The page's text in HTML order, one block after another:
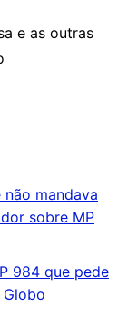
e as outras
não mandava
sobre MP
984 que pede